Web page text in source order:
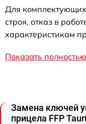
Для
строя, отказ в
характеристикам
Показать полностью
Замена ключей
прицела FFP